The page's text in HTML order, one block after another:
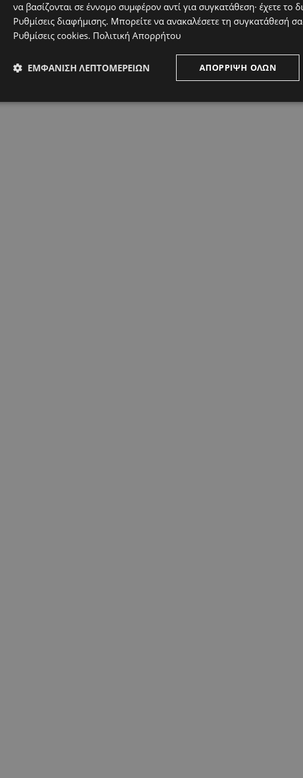
να βασίζονται σε έννομο συμφέρον αντί για συγκατάθεση· έχετε το
Ρυθμίσεις διαφήμισης. Μπορείτε να ανακαλέσετε τη συγκατάθεσή
Ρυθμίσεις cookies. Πολιτική Απορρήτου
ΑΠΌΡΡΙΨΗ ΌΛΩΝ
ΕΜΦΆΝΙΣΗ ΛΕΠΤΟΜΕΡΕΙΏΝ